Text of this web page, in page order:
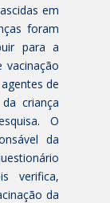
em
foram
para a
vacinação
de
criança
O
da
verifica,
da